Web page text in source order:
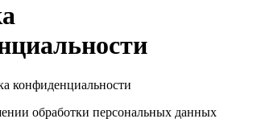
конфиденциальности
обработки персональных данных